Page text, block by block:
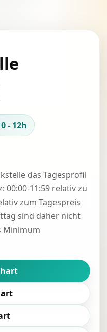
- 12h
das Tagesprofil
00:00-11:59 relativ zu
zum Tagespreis
sind daher nicht
Minimum